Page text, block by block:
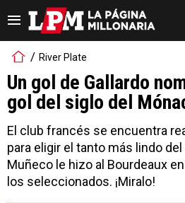
River Plate
Un gol de Gallardo
gol del siglo del
El club francés se encuentra
para eligir el tanto más lindo del
Muñeco le hizo al Bourdeaux
los seleccionados. ¡Miralo!